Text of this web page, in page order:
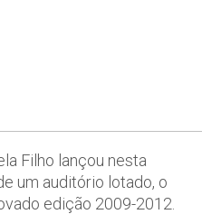
Filho lançou nesta
um auditório lotado, o
edição 2009-2012.